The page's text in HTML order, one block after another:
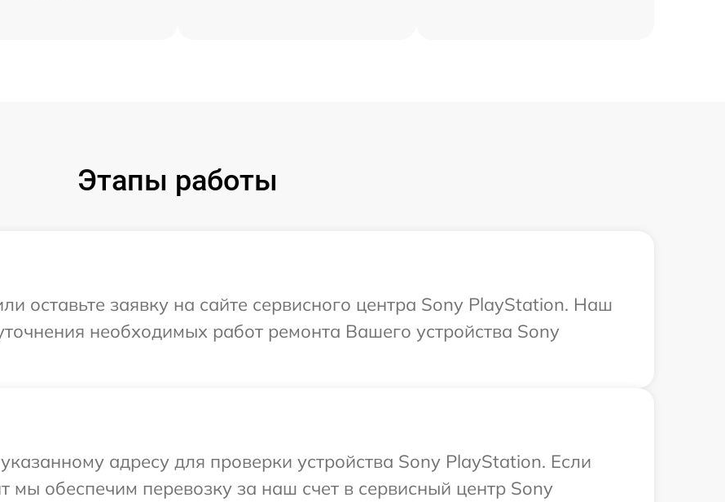
Этапы работы
оставьте заявку на сайте сервисного центра Sony PlayStation. Наш
необходимых работ ремонта Вашего устройства Sony
адресу для проверки устройства Sony PlayStation. Если
мы обеспечим перевозку за наш счет в сервисный центр Sony